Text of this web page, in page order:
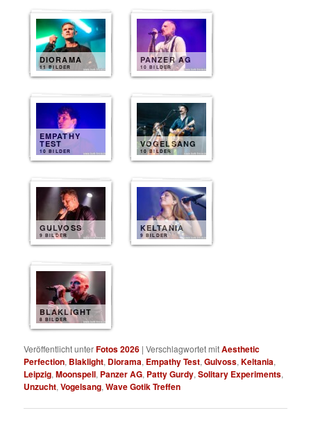
DIORAMA
11 BILDER
PANZER AG
10 BILDER
EMPATHY
TEST
10 BILDER
VOGELSANG
10 BILDER
GULVOSS
9 BILDER
KELTANIA
9 BILDER
BLAKLIGHT
8 BILDER
Veröffentlicht unterFotos 2026 |Verschlagwortet mitAesthetic
Perfection, Blaklight, Diorama, Empathy Test,Gulvoss,Keltania,
Leipzig,Moonspell, Panzer AG, Patty Gurdy,Solitary Experiments,
Unzucht,Vogelsang,Wave Gotik Treffen